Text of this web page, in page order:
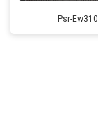
Psr-Ew310